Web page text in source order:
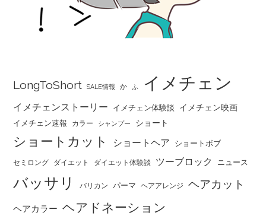
LongToShort SALE情報 か ふ イメチェン
イメチェンストーリー イメチェン体験談 イメチェン映画
イメチェン速報 カラー シャンプー ショート
ショートカット ショートヘア ショートボブ
セミロング ダイエット ダイエット体験談 ツーブロック ニュース
バッサリ バリカン パーマ ヘアアレンジ ヘアカット
ヘアカラー ヘアドネーション